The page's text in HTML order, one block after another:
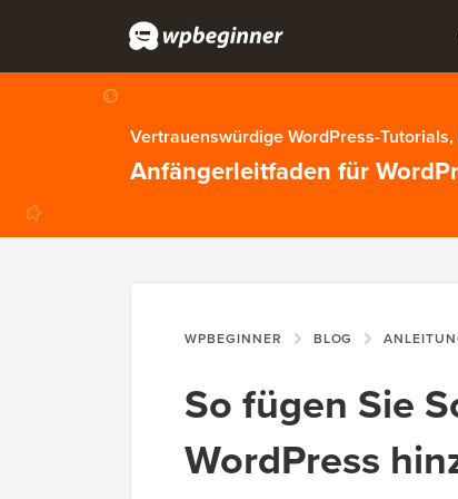
Vertrauenswürdige WordPress-
Anfängerleitfaden für
WPBEGINNER BLOG
So fügen Sie
WordPress